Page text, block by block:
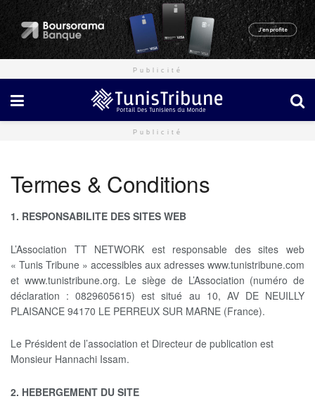
Publicité
Publicité
Termes & Conditions
1. RESPONSABILITE DES SITES WEB
L’Association TT NETWORK est responsable des sites web
« Tunis Tribune » accessibles aux adresses www.tunistribune.com
et www.tunistribune.org. Le siège de L’Association (numéro de
déclaration : 0829605615) est situé au 10, AV DE NEUILLY
PLAISANCE 94170 LE PERREUX SUR MARNE (France).
Le Président de l’association et Directeur de publication est
Monsieur Hannachi Issam.
2. HEBERGEMENT DU SITE